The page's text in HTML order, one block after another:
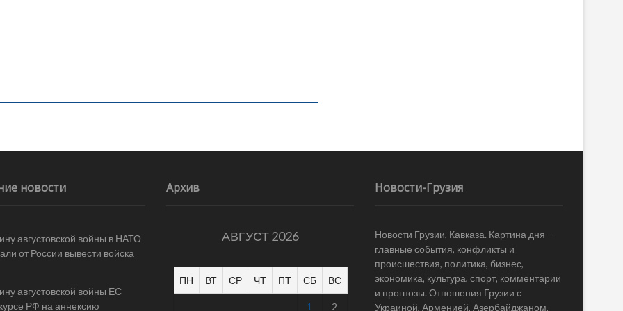
новости
августовской войны в НАТО
от России вывести войска
августовской войны ЕС
РФ на аннексию
Архив
АВГУСТ 2026
ПН ВТ СР ЧТ ПТ СБ ВС
1 2
Новости-Грузия
Новости Грузии, Кавказа. Картина дня –
главные события, конфликты и
происшествия, политика, бизнес,
экономика, культура, спорт, комментарии
и прогнозы. Отношения Грузии с
Украиной, Арменией, Азербайджаном,